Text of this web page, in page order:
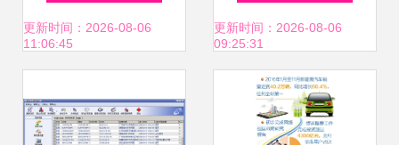
线 湖南华夏商品网
篇章
更新时间：2026-08-06
11:06:45
率与形象的数字利
器
更新时间：2026-08-06
09:25:31